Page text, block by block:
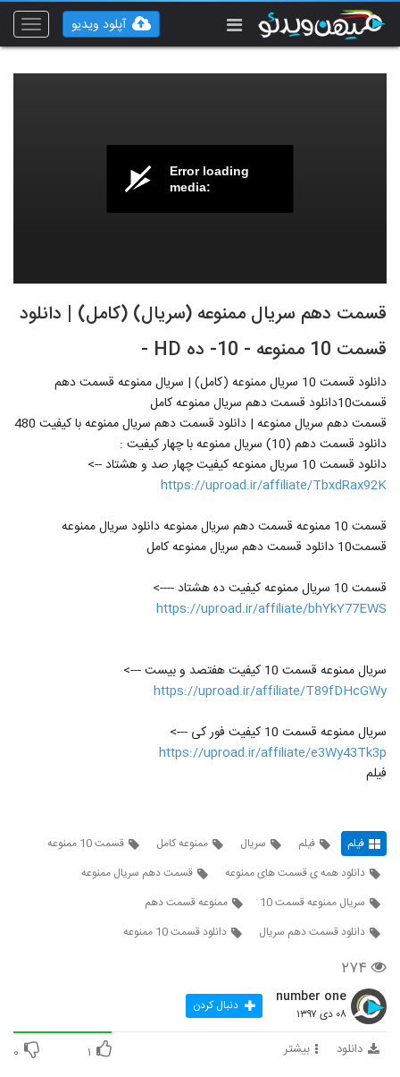
Toggle
آپلود ویدیو
Error loading
media:
قسمت دهم سریال ممنوعه (سریال) (کامل) | دانلود
قسمت 10 ممنوعه - 10- ده HD -
دانلود قسمت 10 سریال ممنوعه (کامل) | سریال ممنوعه قسمت دهم
قسمت10دانلود قسمت دهم سریال ممنوعه کامل
قسمت دهم سریال ممنوعه | دانلود قسمت دهم سریال ممنوعه با کیفیت 480
دانلود قسمت دهم (10) سریال ممنوعه با چهار کیفیت :
دانلود قسمت 10 سریال ممنوعه کیفیت چهار صد و هشتاد -->
https://uproad.ir/affiliate/TbxdRax92K
قسمت 10 ممنوعه قسمت دهم سریال ممنوعه دانلود سریال ممنوعه
قسمت10 دانلود قسمت دهم سریال ممنوعه کامل
قسمت 10 سریال ممنوعه کیفیت ده هشتاد ---->
https://uproad.ir/affiliate/bhYkY77EWS
سریال ممنوعه قسمت 10 کیفیت هفتصد و بیست --->
https://uproad.ir/affiliate/T89fDHcGWy
سریال ممنوعه قسمت 10 کیفیت فور کی --->
https://uproad.ir/affiliate/e3Wy43Tk3p
فیلم
فیلم فیلم سریال ممنوعه کامل
قسمت 10 ممنوعه
دانلود همه ی قسمت های ممنوعه
قسمت دهم سریال ممنوعه
سریال ممنوعه قسمت 10
ممنوعه قسمت دهم
دانلود قسمت دهم سریال
دانلود قسمت 10 ممنوعه
۲۷۴
number one
۰۸ دی ۱۳۹۷ دنبال کردن
دانلود بیشتر ۱ ۰